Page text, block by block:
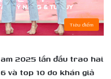
Tiêu điểm
2025 lần đầu trao hai
và top 10 do khán giả